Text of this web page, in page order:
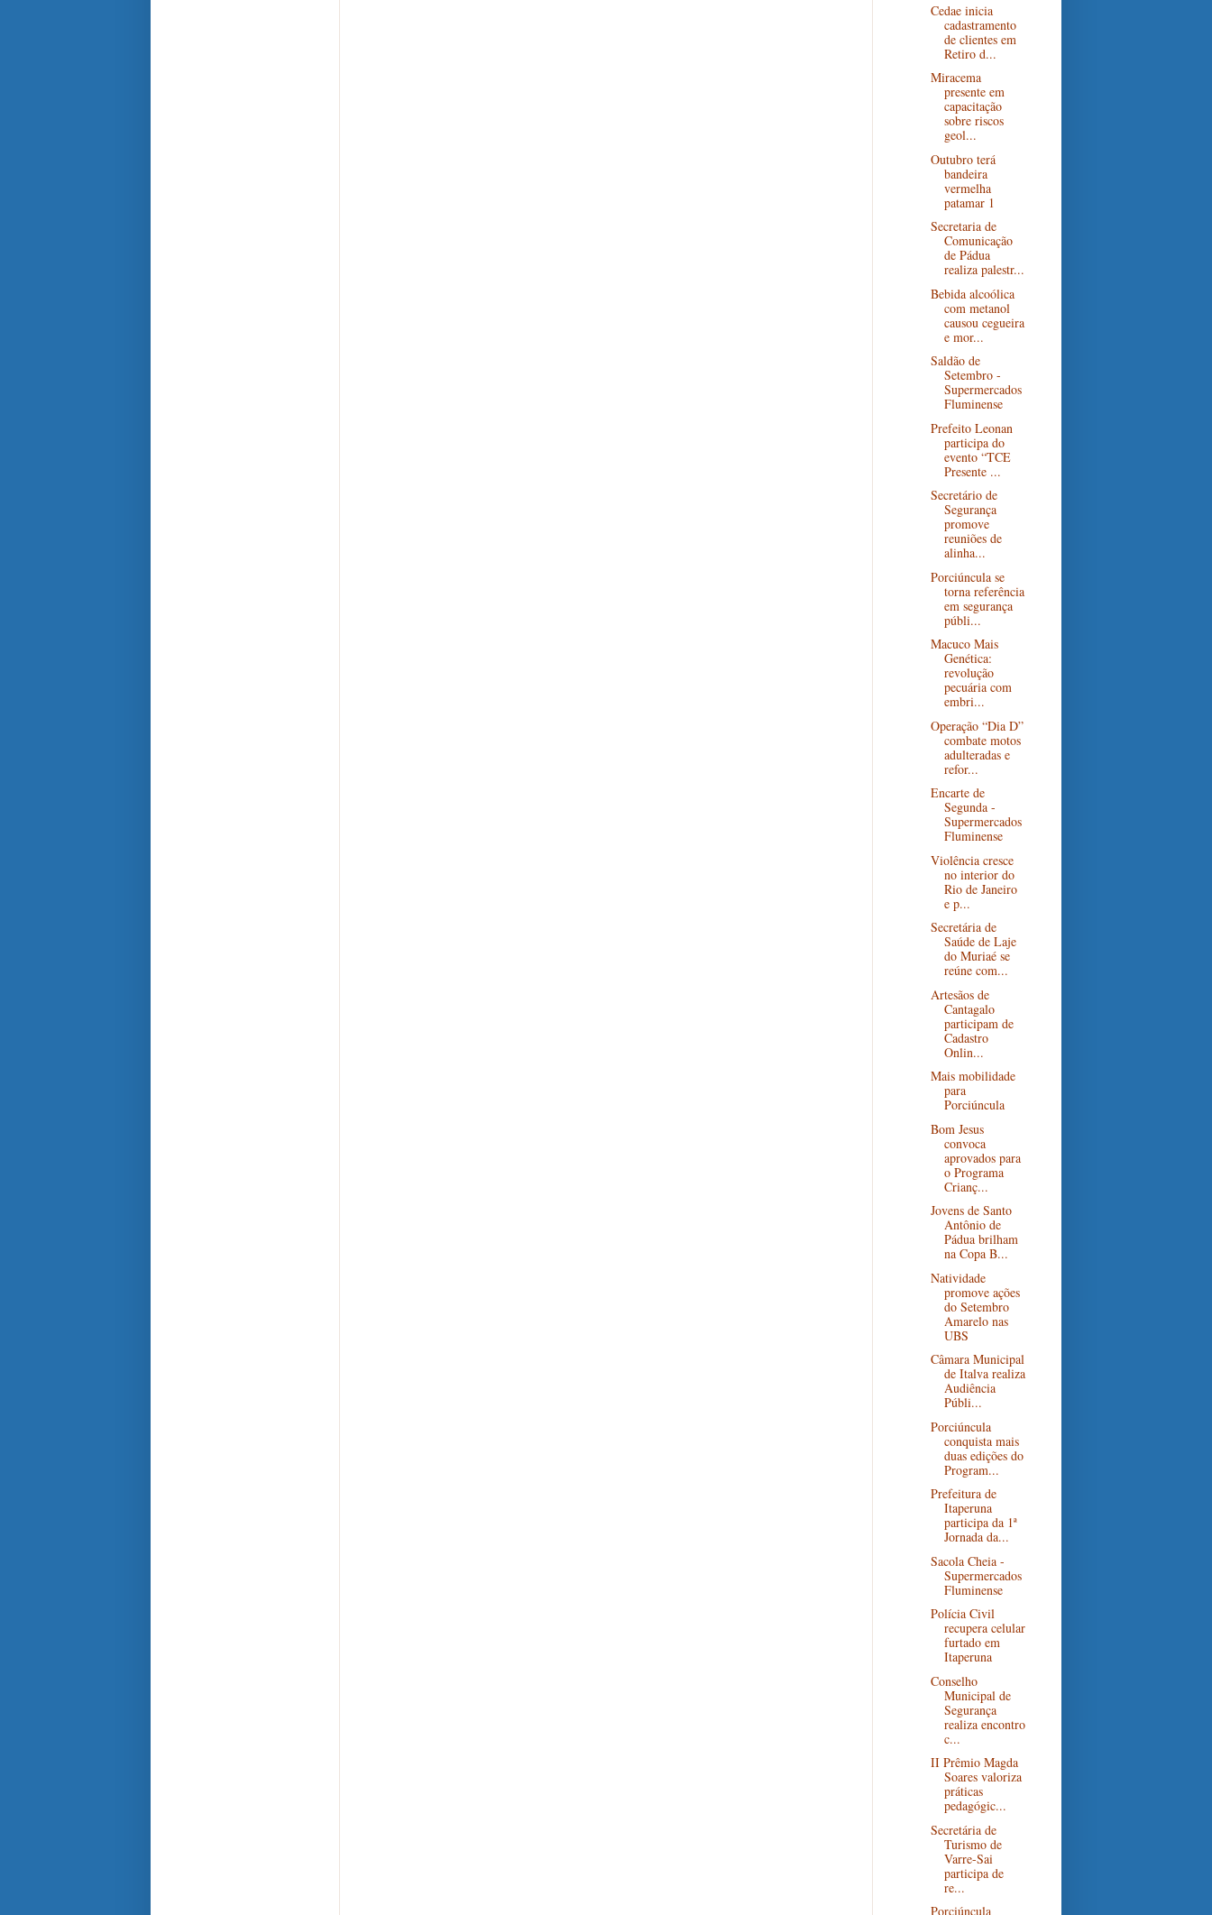
Cedae inicia
cadastramento
de clientes em
Retiro d...
Miracema
presente em
capacitação
sobre riscos
geol...
Outubro terá
bandeira
vermelha
patamar 1
Secretaria de
Comunicação
de Pádua
realiza palestr...
Bebida alcoólica
com metanol
causou cegueira
e mor...
Saldão de
Setembro -
Supermercados
Fluminense
Prefeito Leonan
participa do
evento “TCE
Presente ...
Secretário de
Segurança
promove
reuniões de
alinha...
Porciúncula se
torna referência
em segurança
públi...
Macuco Mais
Genética:
revolução
pecuária com
embri...
Operação “Dia D”
combate motos
adulteradas e
refor...
Encarte de
Segunda -
Supermercados
Fluminense
Violência cresce
no interior do
Rio de Janeiro
e p...
Secretária de
Saúde de Laje
do Muriaé se
reúne com...
Artesãos de
Cantagalo
participam de
Cadastro
Onlin...
Mais mobilidade
para
Porciúncula
Bom Jesus
convoca
aprovados para
o Programa
Crianç...
Jovens de Santo
Antônio de
Pádua brilham
na Copa B...
Natividade
promove ações
do Setembro
Amarelo nas
UBS
Câmara Municipal
de Italva realiza
Audiência
Públi...
Porciúncula
conquista mais
duas edições do
Program...
Prefeitura de
Itaperuna
participa da 1ª
Jornada da...
Sacola Cheia -
Supermercados
Fluminense
Polícia Civil
recupera celular
furtado em
Itaperuna
Conselho
Municipal de
Segurança
realiza encontro
c...
II Prêmio Magda
Soares valoriza
práticas
pedagógic...
Secretária de
Turismo de
Varre-Sai
participa de
re...
Porciúncula